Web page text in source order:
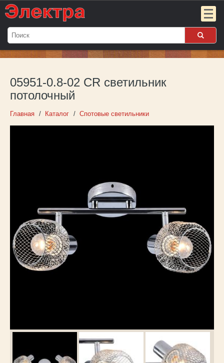
Мой
Пока
пуст
Войти
Контакты
Каталог
товаров
05951-0.8-02 CR светильник
потолочный
Главная Каталог Спотовые светильники